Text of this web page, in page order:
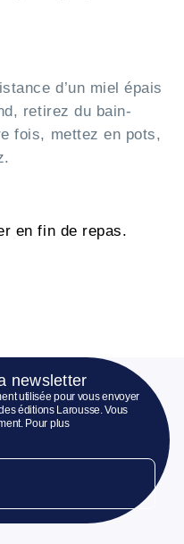
d’un miel épais
retirez du bain-
fois, mettez en pots,
en fin de repas.
newsletter
utilisée pour vous envoyer
éditions Larousse. Vous
Pour plus